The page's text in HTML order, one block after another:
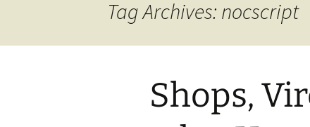
Tag Archives: nocscript
Shops,